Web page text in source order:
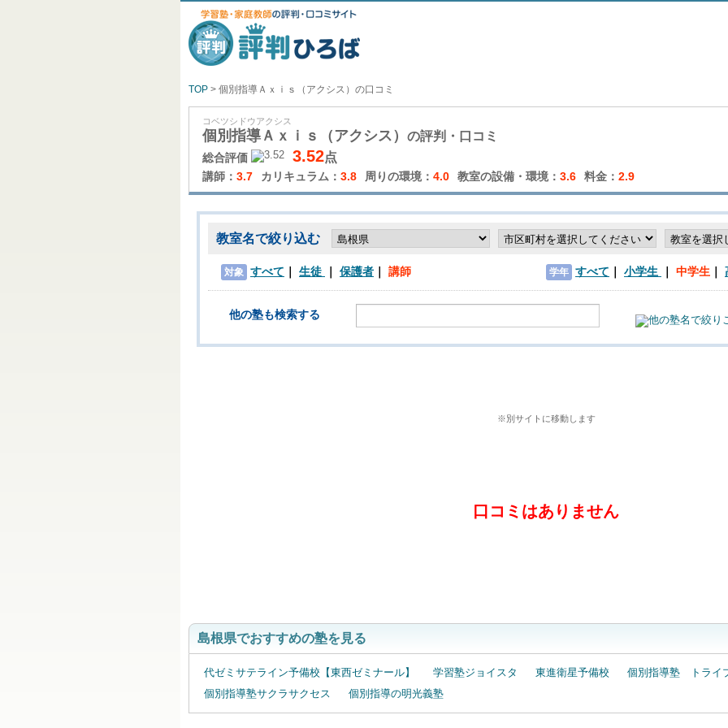
TOP > 個別指導Ａｘｉｓ（アクシス）の口コミ
コベツシドウアクシス
個別指導Ａｘｉｓ（アクシス） の評判・口コミ
総合評価 3.52点
講師： 3.7 カリキュラム： 3.8 周りの環境： 4.0 教室の設備・環境： 3.6 料金： 2.9
教室名で絞り込む
対象 すべて 生徒 保護者 講師 学年 すべて 小学生 中学生
他の塾も検索する
※別サイトに移動します
口コミはありません
島根県でおすすめの塾を見る
代ゼミサテライン予備校【東西ゼミナール】 学習塾ジョイスタ 東進衛星予備校
個別指導塾 トライ
個別指導塾サクラサクセス
個別指導の明光義塾